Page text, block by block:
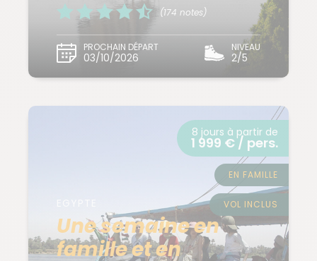
(174 notes)
PROCHAIN DÉPART
03/10/2026
NIVEAU
2/5
Une semaine en
famille et en
8 jours à partir de
1 999 € / pers.
EN FAMILLE
VOL INCLUS